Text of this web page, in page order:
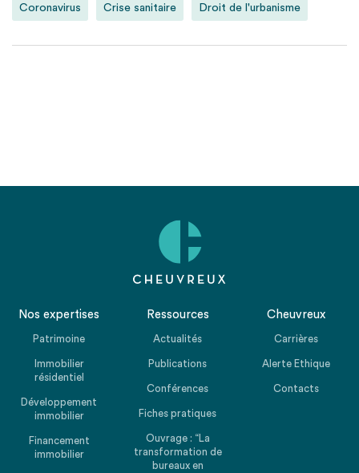
Coronavirus Crise sanitaire Droit de l'urbanisme
Nos expertises
Patrimoine
Immobilier
résidentiel
Développement
immobilier
Financement
immobilier
Ressources
Actualités
Publications
Conférences
Fiches pratiques
Ouvrage : “La
transformation de
bureaux en
Cheuvreux
Carrières
Alerte Ethique
Contacts